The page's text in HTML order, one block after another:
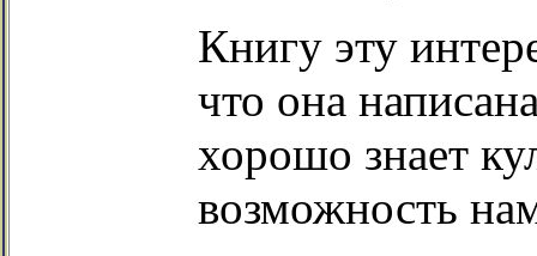
Книгу эту
что она
хорошо знает
возможность